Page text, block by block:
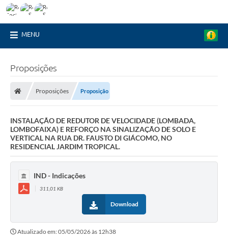
MENU
Proposições
Proposições Proposição
INSTALAÇÃO DE REDUTOR DE VELOCIDADE (LOMBADA,
LOMBOFAIXA) E REFORÇO NA SINALIZAÇÃO DE SOLO E
VERTICAL NA RUA DR. FAUSTO DI GIÁCOMO, NO
RESIDENCIAL JARDIM TROPICAL.
IND - Indicações
311,01 KB
Download
Atualizado em: 05/05/2026 às 12h38